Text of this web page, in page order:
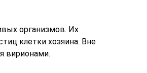
организмов. Их
клетки хозяина. Вне
вирионами.